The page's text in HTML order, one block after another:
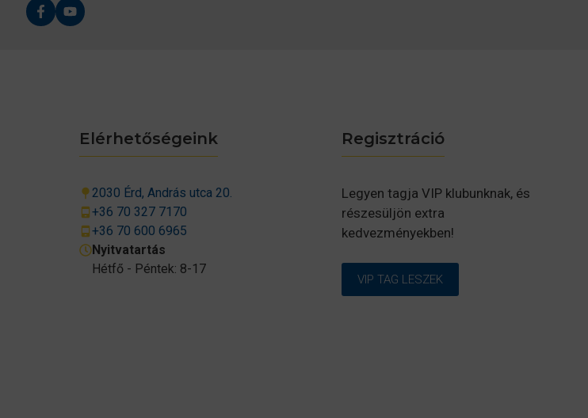
Elérhetőségeink
2030 Érd, András utca 20.
+36 70 327 7170
+36 70 600 6965
Nyitvatartás
Hétfő - Péntek: 8-17
Regisztráció
Legyen tagja VIP klubunknak, és
részesüljön extra
kedvezményekben!
VIP TAG LESZEK